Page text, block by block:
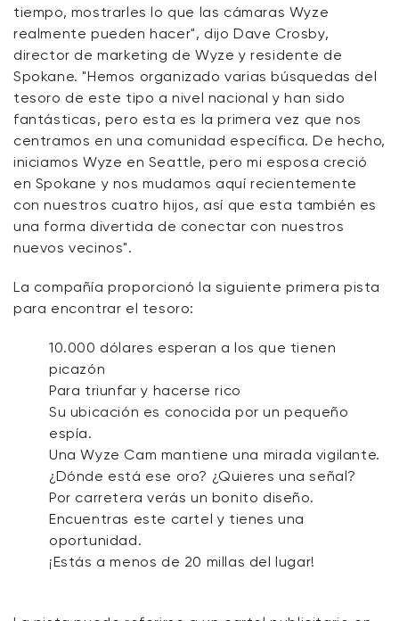
tiempo, mostrarles lo que las cámaras Wyze
realmente pueden hacer", dijo Dave Crosby,
director de marketing de Wyze y residente de
Spokane. "Hemos organizado varias búsquedas del
tesoro de este tipo a nivel nacional y han sido
fantásticas, pero esta es la primera vez que nos
centramos en una comunidad específica. De hecho,
iniciamos Wyze en Seattle, pero mi esposa creció
en Spokane y nos mudamos aquí recientemente
con nuestros cuatro hijos, así que esta también es
una forma divertida de conectar con nuestros
nuevos vecinos".
La compañía proporcionó la siguiente primera pista
para encontrar el tesoro:
10.000 dólares esperan a los que tienen
picazón
Para triunfar y hacerse rico
Su ubicación es conocida por un pequeño
espía.
Una Wyze Cam mantiene una mirada vigilante.
¿Dónde está ese oro? ¿Quieres una señal?
Por carretera verás un bonito diseño.
Encuentras este cartel y tienes una
oportunidad.
¡Estás a menos de 20 millas del lugar!